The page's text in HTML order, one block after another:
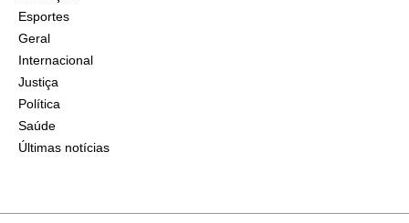
Esportes
Geral
Internacional
Justiça
Política
Saúde
Últimas notícias